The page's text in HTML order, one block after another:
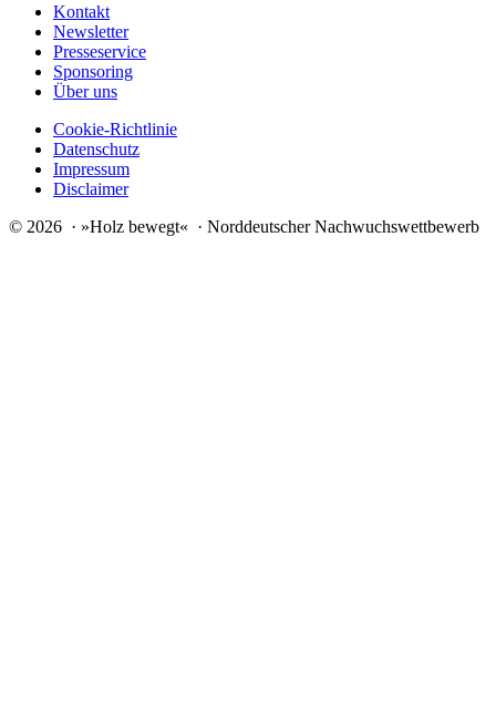
Kontakt
Newsletter
Presseservice
Sponsoring
Über uns
Cookie-Richtlinie
Datenschutz
Impressum
Disclaimer
© 2026 · »Holz bewegt« · Norddeutscher Nachwuchswettbewerb